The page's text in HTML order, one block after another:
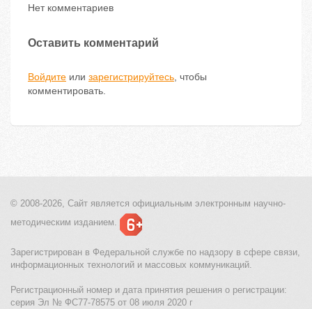
Нет комментариев
Оставить комментарий
Войдите или зарегистрируйтесь, чтобы
комментировать.
© 2008-2026, Сайт является официальным электронным научно-
методическим изданием.
Зарегистрирован в Федеральной службе по надзору в сфере связи,
информационных технологий и массовых коммуникаций.
Регистрационный номер и дата принятия решения о регистрации:
серия Эл № ФС77-78575 от 08 июля 2020 г